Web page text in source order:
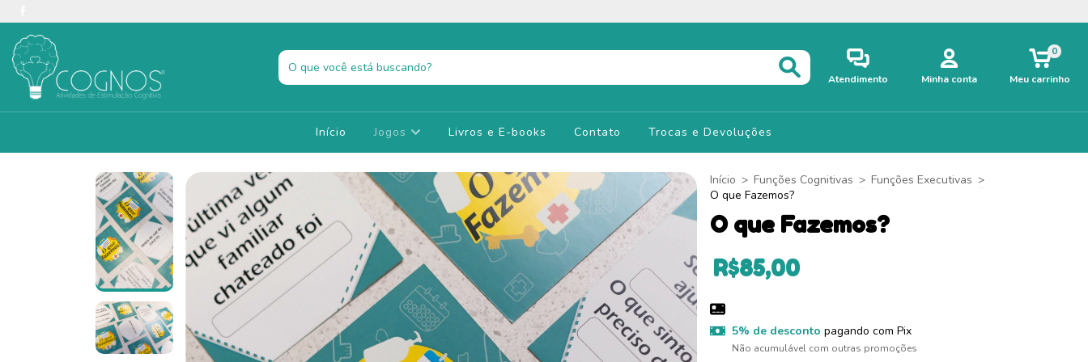
Atendimento Minha conta Meu carrinho
0
Início Jogos Livros e E-books Contato Trocas e Devoluções
Início > Funções Cognitivas > Funções Executivas >
O que Fazemos?
O que Fazemos?
R$85,00
5% de desconto pagando com Pix
Não acumulável com outras promoções